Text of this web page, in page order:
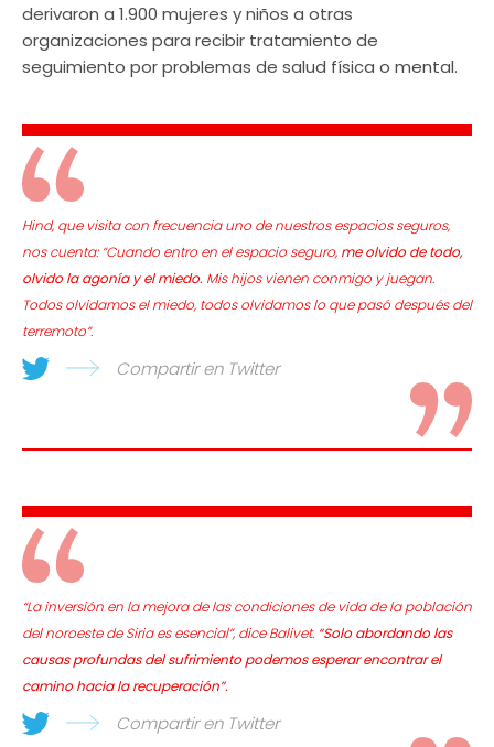
derivaron a 1.900 mujeres y niños a otras
organizaciones para recibir tratamiento de
seguimiento por problemas de salud física o mental.
Hind, que visita con frecuencia uno de nuestros espacios seguros,
nos cuenta: “Cuando entro en el espacio seguro, me olvido de todo,
olvido la agonía y el miedo. Mis hijos vienen conmigo y juegan.
Todos olvidamos el miedo, todos olvidamos lo que pasó después del
terremoto”.
Compartir en Twitter
“La inversión en la mejora de las condiciones de vida de la población
del noroeste de Siria es esencial”, dice Balivet. “Solo abordando las
causas profundas del sufrimiento podemos esperar encontrar el
camino hacia la recuperación”.
Compartir en Twitter